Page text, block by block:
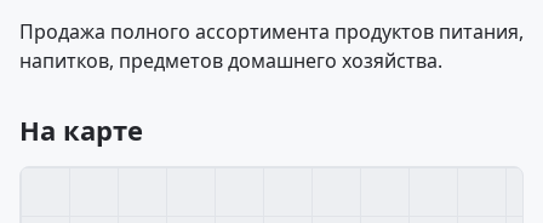
Продажа полного ассортимента продуктов питания,
напитков, предметов домашнего хозяйства.
На карте